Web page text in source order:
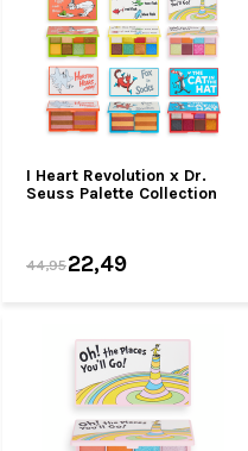
I Heart Revolution x Dr.
Seuss Palette Collection
44,9522,49